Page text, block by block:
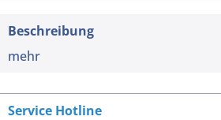
Beschreibung
mehr
Service Hotline